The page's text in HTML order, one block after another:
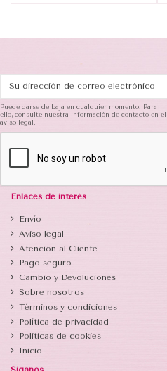
Puede darse de baja en cualquier momento. Para
ello, consulte nuestra información de contacto en el
aviso legal.
Enlaces de interés
Envío
Aviso legal
Atención al Cliente
Pago seguro
Cambio y Devoluciones
Sobre nosotros
Términos y condiciones
Política de privacidad
Politicas de cookies
Inicio